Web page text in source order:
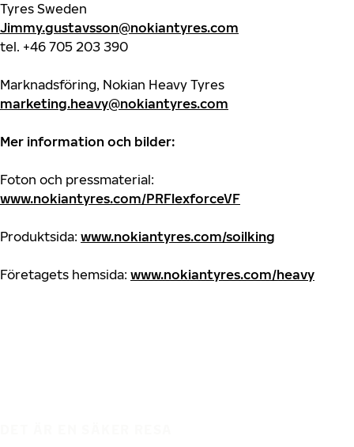
Tyres Sweden
Jimmy.gustavsson@nokiantyres.com
tel. +46 705 203 390
Marknadsföring, Nokian Heavy Tyres
marketing.heavy@nokiantyres.com
Mer information och bilder:
Foton och pressmaterial:
www.nokiantyres.com/PRFlexforceVF
Produktsida: www.nokiantyres.com/soilking
Företagets hemsida: www.nokiantyres.com/heavy